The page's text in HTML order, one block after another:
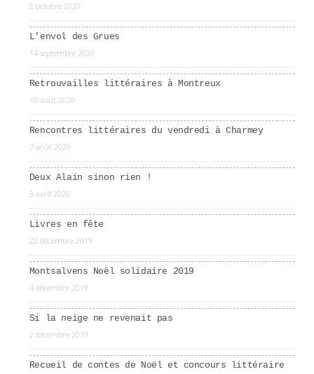
2 octobre 2020
L’envol des Grues
14 septembre 2020
Retrouvailles littéraires à Montreux
10 août 2020
Rencontres littéraires du vendredi à Charmey
7 août 2020
Deux Alain sinon rien !
3 avril 2020
Livres en fête
22 décembre 2019
Montsalvens Noël solidaire 2019
4 décembre 2019
Si la neige ne revenait pas
2 décembre 2019
Recueil de contes de Noël et concours littéraire